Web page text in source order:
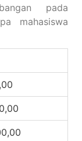
pada
mahasiswa